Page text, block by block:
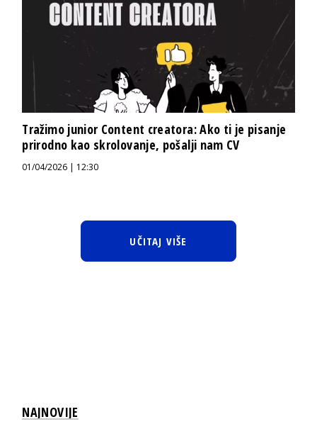
Tražimo junior Content creatora: Ako ti je pisanje
prirodno kao skrolovanje, pošalji nam CV
01/04/2026 | 12:30
UČITAJ VIŠE
NAJNOVIJE